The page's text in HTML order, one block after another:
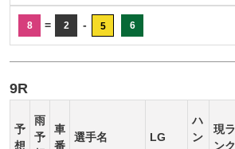
8 = 2 - 5 6
9R
予
想
雨
予
車
番
選手名 LG
ハ
ン
現ラ
ンク